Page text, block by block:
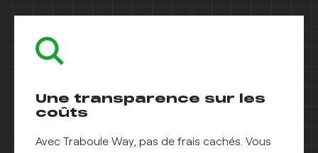
Une transparence sur les
coûts
Avec Traboule Way, pas de frais cachés. Vous